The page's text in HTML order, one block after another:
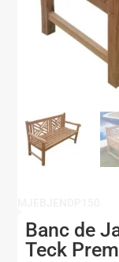
Banc de
Teck